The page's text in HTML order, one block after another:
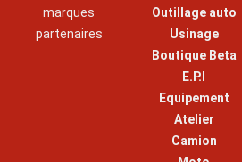
marques
partenaires
Outillage auto
Usinage
Boutique Beta
E.P.I
Equipement
Atelier
Camion